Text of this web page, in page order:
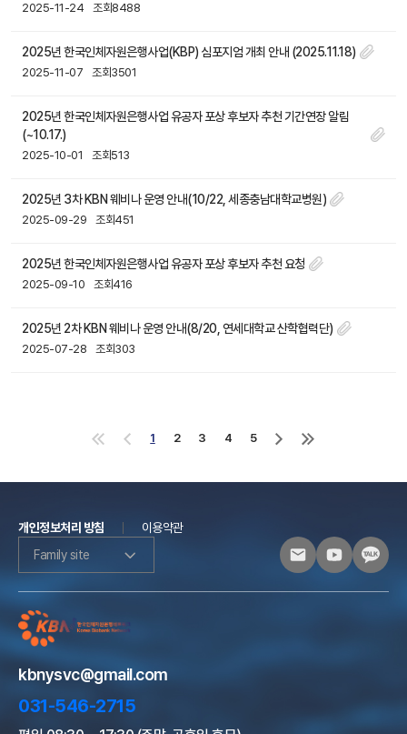
2025-11-24 조회8488
2025년 한국인체자원은행사업(KBP) 심포지엄 개최 안내 (2025.11.18)
2025-11-07 조회3501
2025년 한국인체자원은행사업 유공자 포상 후보자 추천 기간연장 알림
(~10.17.)
2025-10-01 조회513
2025년 3차 KBN 웨비나 운영 안내(10/22, 세종충남대학교병원)
2025-09-29 조회451
2025년 한국인체자원은행사업 유공자 포상 후보자 추천 요청
2025-09-10 조회416
2025년 2차 KBN 웨비나 운영 안내(8/20, 연세대학교 산학협력단)
2025-07-28 조회303
1 2 3 4
5
개인정보처리 방침
이용약관
Family site
kbnysvc@gmail.com
031-546-2715